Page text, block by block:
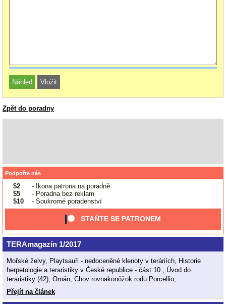
Zpět do poradny
Podpořte nás
$2
- Ikona patrona na poradně
$5
- Poradna bez reklam
$10
- Soukromé poradenství
STAŇTE SE PATRONEM
TERAmagazín 1/2017
Mořské želvy, Playtsauři - nedoceněné klenoty v teráriích, Historie
herpetologie a teraristiky v České republice - část 10., Úvod do
teraristiky (42), Omán, Chov rovnakonôžok rodu Porcellio;
Přejít na článek